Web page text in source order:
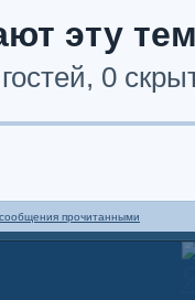
эту
0
прочитанными